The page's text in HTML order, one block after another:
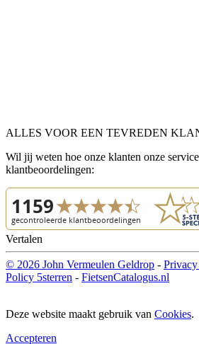
ALLES VOOR EEN TEVREDEN
Wil jij weten hoe onze klanten onze
klantbeoordelingen:
Vertalen
© 2026 John Vermeulen Geldrop - Privacy
Policy 5sterren - FietsenCatalogus.nl
Deze website maakt gebruik van Cookies.
Accepteren